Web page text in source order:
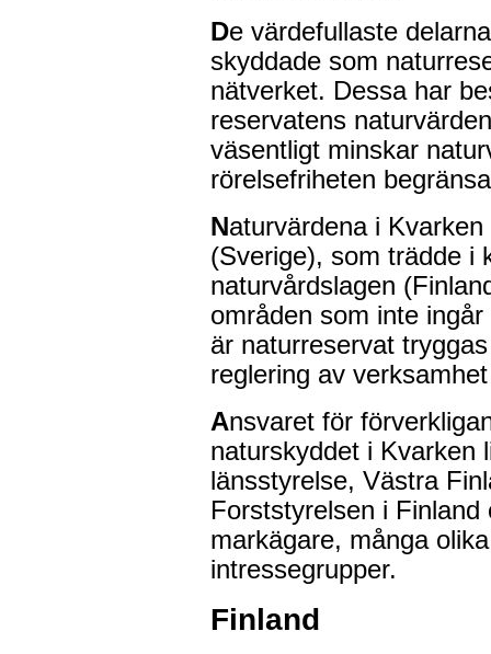
De värdefullaste
skyddade som
nätverket. Dessa har
reservatens
väsentligt minskar
rörelsefriheten
Naturvärdena i
(Sverige), som trädde i
naturvårdslagen
områden som inte
är naturreservat
reglering av
Ansvaret för
naturskyddet i Kvarken
länsstyrelse, Västra
Forststyrelsen i
markägare, många
intressegrupper.
Finland